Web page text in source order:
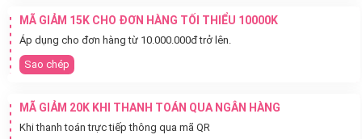
MÃ GIẢM 15K CHO ĐƠN HÀNG TỐI THIỂU 10000K
Áp dụng cho đơn hàng từ 10.000.000đ trở lên.
Sao chép
MÃ GIẢM 20K KHI THANH TOÁN QUA NGÂN HÀNG
Khi thanh toán trực tiếp thông qua mã QR